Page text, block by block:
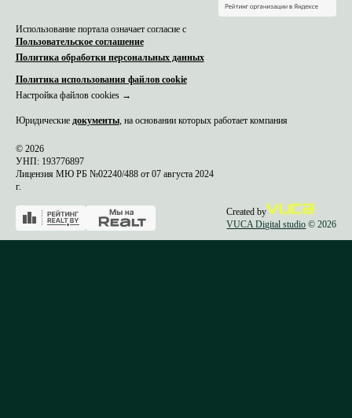
Использование портала означает согласие с
Пользовательское соглашение
Политика обработки персональных данных
Политика использования файлов cookie
Настройка файлов cookies →
Юридические документы, на основании которых работает компания
© 2026
УНП: 193776897
Лицензия МЮ РБ №02240/488 от 07 августа 2024
г.
Created by
VUCA Digital studio © 2026